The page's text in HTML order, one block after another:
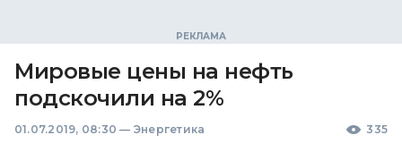
Мировые цены на нефть
подскочили на 2%
01.07.2019, 08:30 — Энергетика 335